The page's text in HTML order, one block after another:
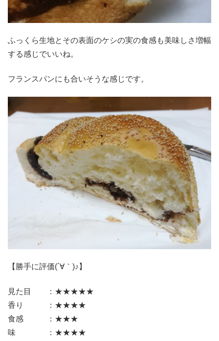
ふっくら生地とその表面のケシの実の食感も美味しさ増幅
する感じでいいね。
フランスパンにも合いそうな感じです。
【勝手に評価(´∀｀)♪】
見た目 ：★★★★★
香り ：★★★★
食感 ：★★★
味 ：★★★★